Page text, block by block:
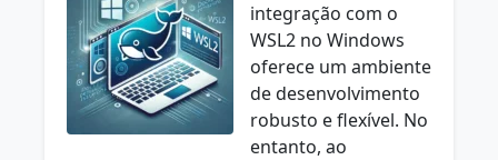
integração com o
WSL2 no Windows
oferece um ambiente
de desenvolvimento
robusto e flexível. No
entanto, ao